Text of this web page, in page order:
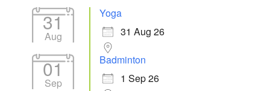
31
Aug
Yoga
31 Aug 26
01
Sep
Badminton
1 Sep 26